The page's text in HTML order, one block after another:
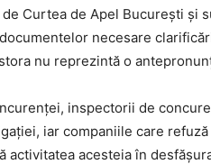
Curtea de Apel București
necesare
nu reprezintă o
inspectorii de
iar companiile care
activitatea acesteia în